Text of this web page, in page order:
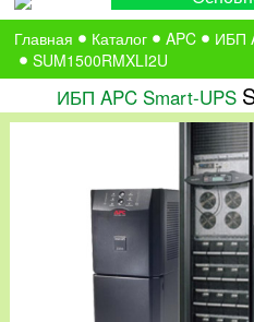
Главная Каталог APC
ИБП
SUM1500RMXLI2U
ИБП APC Smart-UPS